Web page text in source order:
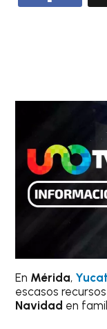
En Mérida,
escasos
Navidad en